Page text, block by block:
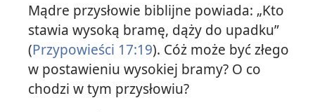
Mądre przysłowie biblijne powiada: „Kto
stawia wysoką bramę, dąży do upadku”
(Przypowieści 17:19). Cóż może być złego
w postawieniu wysokiej bramy? O co
chodzi w tym przysłowiu?